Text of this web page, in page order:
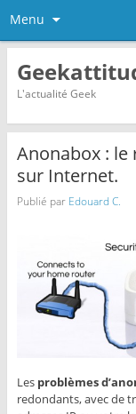
Menu
L'actualité Geek
Anonabox :
sur Internet.
Publié par Edouard C.
Les problèmes
redondants, avec de